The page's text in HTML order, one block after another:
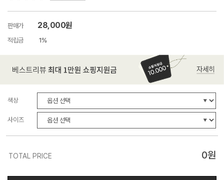
판매가 28,000원
적립금 1%
색상
사이즈
TOTAL PRICE 0원